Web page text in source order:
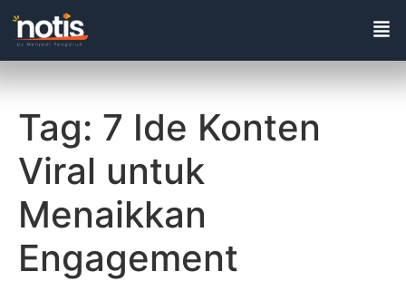
Tag: 7 Ide Konten
Viral untuk
Menaikkan
Engagement